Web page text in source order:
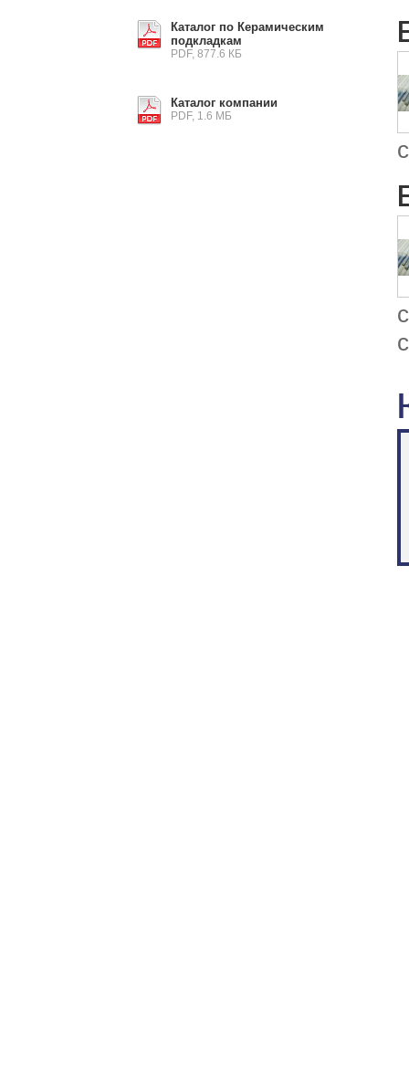
Каталог по Керамическим
подкладкам
PDF, 877.6 КБ
Каталог компании
PDF, 1.6 МБ